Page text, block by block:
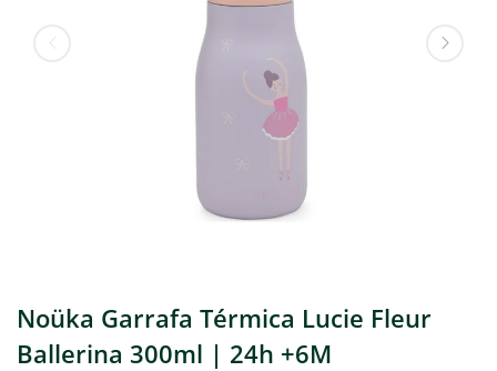
Noüka Garrafa Térmica Lucie Fleur
Ballerina 300ml | 24h +6M